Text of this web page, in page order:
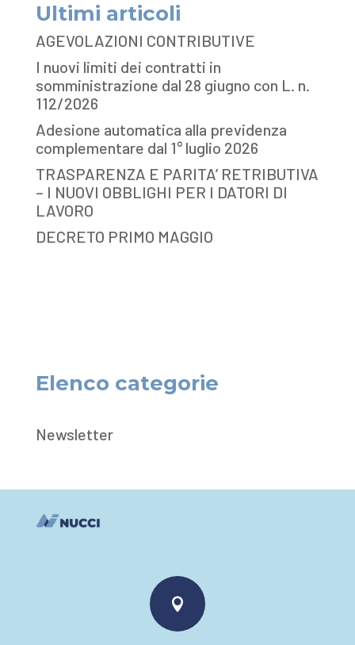
Ultimi articoli
AGEVOLAZIONI CONTRIBUTIVE
I nuovi limiti dei contratti in
somministrazione dal 28 giugno con L. n.
112/2026
Adesione automatica alla previdenza
complementare dal 1° luglio 2026
TRASPARENZA E PARITA’ RETRIBUTIVA
– I NUOVI OBBLIGHI PER I DATORI DI
LAVORO
DECRETO PRIMO MAGGIO
Elenco categorie
Newsletter
